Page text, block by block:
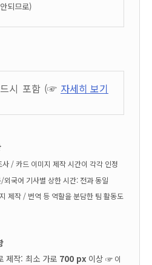
되므로)
시 포함 (☞ 자세히 보기
사 /카드 이미지 제작 시간이 각각 인정
외국어 기사별 상한 시간: 전과 동일
제작 / 번역 등 역할을 분담한 팀 활동도
제작: 최소 가로 700 px 이상 ☞ 이